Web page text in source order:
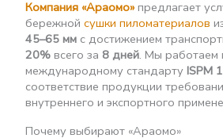
Компания «Араомо» предлагает
бережнойсушки пиломатериалов
45–65 мм с достижением
20% всего за 8 дней. Мы работаем
международному стандартуISPM
соответствие продукции
внутреннего и экспортного
Почему выбирают «Араомо»